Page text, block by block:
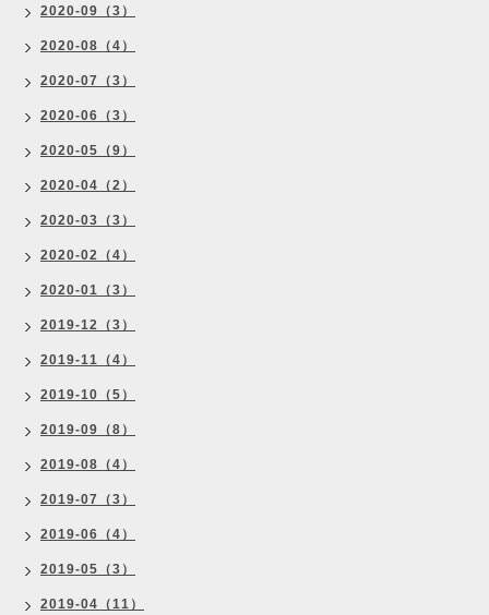
2020-09（3）
2020-08（4）
2020-07（3）
2020-06（3）
2020-05（9）
2020-04（2）
2020-03（3）
2020-02（4）
2020-01（3）
2019-12（3）
2019-11（4）
2019-10（5）
2019-09（8）
2019-08（4）
2019-07（3）
2019-06（4）
2019-05（3）
2019-04（11）